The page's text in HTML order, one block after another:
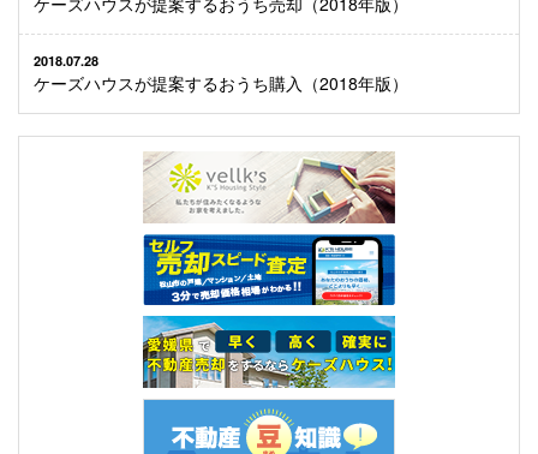
2018.07.28
ケーズハウスが提案するおうち購入（2018年版）